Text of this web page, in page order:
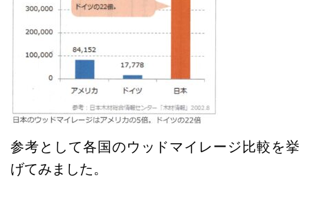
参考として各国のウッドマイレージ比較を挙
げてみました。